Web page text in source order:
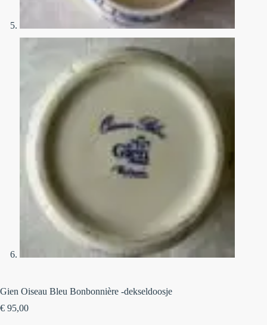
Gien Oiseau Bleu Bonbonnière -dekseldoosje
€ 95,00